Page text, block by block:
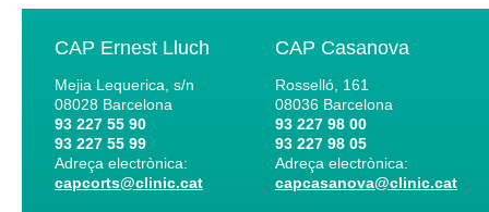
CAP Ernest Lluch
Mejia Lequerica, s/n
08028 Barcelona
93 227 55 90
93 227 55 99
Adreça electrònica:
capcorts@clinic.cat
CAP Casanova
Rosselló, 161
08036 Barcelona
93 227 98 00
93 227 98 05
Adreça electrònica:
capcasanova@clinic.cat